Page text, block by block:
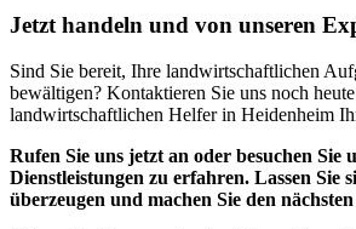
Jetzt handeln und von unseren
Sind Sie bereit, Ihre landwirtschaftlichen
bewältigen? Kontaktieren Sie uns noch
landwirtschaftlichen Helfer in Heidenheim
Rufen Sie uns jetzt an oder besuchen Sie
Dienstleistungen zu erfahren. Lassen Sie
überzeugen und machen Sie den